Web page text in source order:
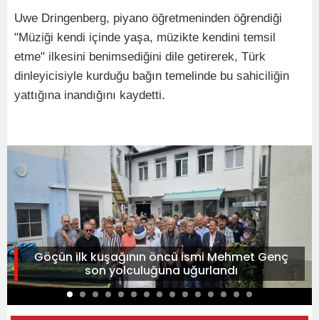
Uwe Dringenberg, piyano öğretmeninden öğrendiği
"Müziği kendi içinde yaşa, müzikte kendini temsil
etme" ilkesini benimsediğini dile getirerek, Türk
dinleyicisiyle kurduğu bağın temelinde bu sahiciliğin
yattığına inandığını kaydetti.
Göçün ilk kuşağının öncü ismi Mehmet Genç
son yolculuğuna uğurlandı